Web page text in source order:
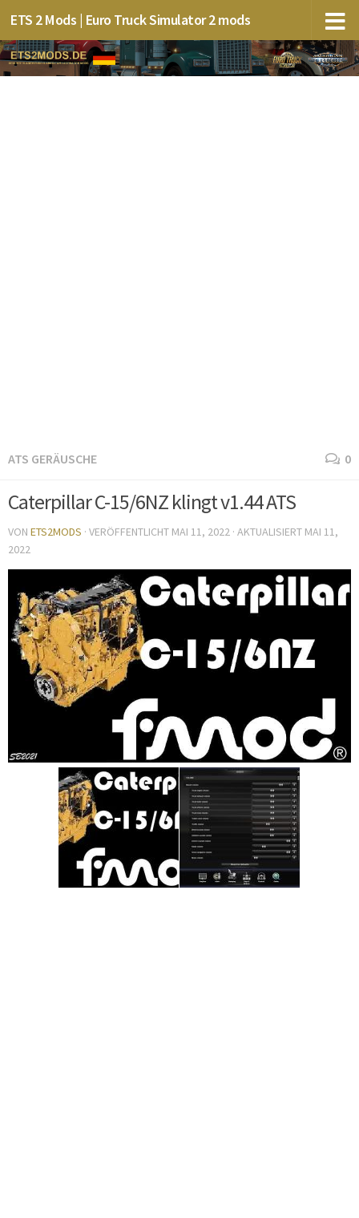
ETS 2 Mods | Euro Truck Simulator 2 mods
ATS GERÄUSCHE 0
Caterpillar C-15/6NZ klingt v1.44 ATS
VON ETS2MODS · VERÖFFENTLICHT MAI 11, 2022 · AKTUALISIERT MAI 11,
2022